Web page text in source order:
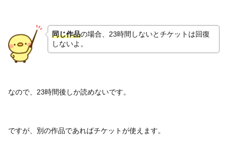
同じ作品の場合、23時間しないとチケットは回復
しないよ。
なので、23時間後しか読めないです。
ですが、別の作品であればチケットが使えます。